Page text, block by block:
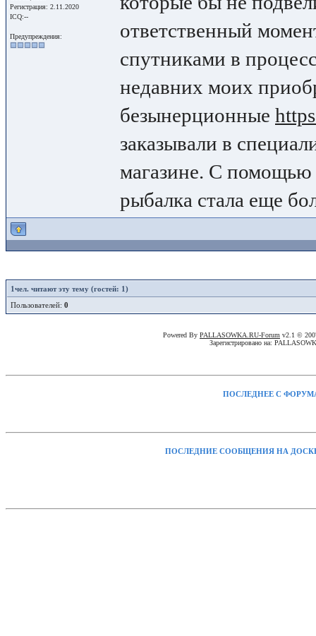
Регистрация: 2.11.2020
ICQ:--
Предупреждения:
ответственный
спутниками в
недавних моих
безынерционные
заказывали в
магазине. С помощью
рыбалка стала еще
1чел. читают эту тему (гостей: 1)
Пользователей: 0
Powered By PALLASOWKA.RU-Forum v2.1 ©
Зарегистрировано на:
ПОСЛЕДНЕЕ С
ПОСЛЕДНИЕ СООБЩЕНИЯ НА